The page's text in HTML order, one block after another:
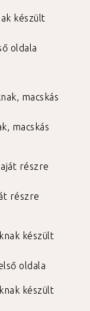
oldala
macskás
részre
oldala